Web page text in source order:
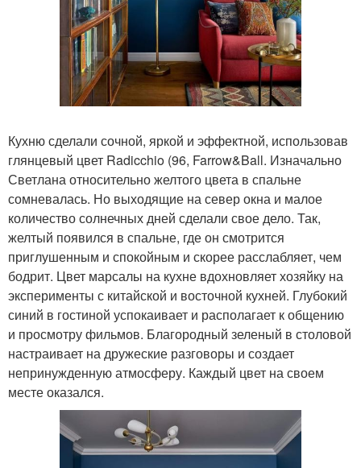
Кухню сделали сочной, яркой и эффектной, использовав
глянцевый цвет Radicchio (96, Farrow&Ball. Изначально
Светлана относительно желтого цвета в спальне
сомневалась. Но выходящие на север окна и малое
количество солнечных дней сделали свое дело. Так,
желтый появился в спальне, где он смотрится
приглушенным и спокойным и скорее расслабляет, чем
бодрит. Цвет марсалы на кухне вдохновляет хозяйку на
эксперименты с китайской и восточной кухней. Глубокий
синий в гостиной успокаивает и располагает к общению
и просмотру фильмов. Благородный зеленый в столовой
настраивает на дружеские разговоры и создает
непринужденную атмосферу. Каждый цвет на своем
месте оказался.